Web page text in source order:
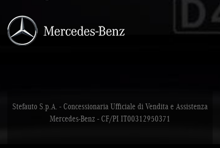
Stefauto S.p.A. - Concessionaria Ufficiale di Vendita e Assistenza
Mercedes-Benz - CF/PI IT00312950371